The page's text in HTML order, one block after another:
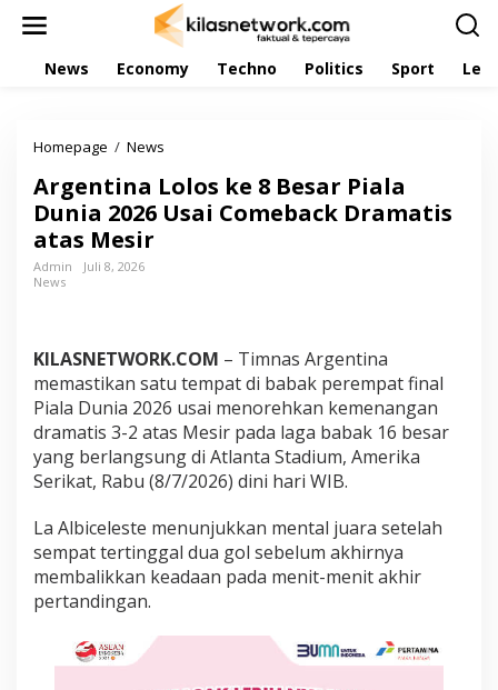
News Economy Techno Politics Sport
Homepage / News
g
e
n
l
o
s
k
8
B
s
a
r
P
Argentina Lolos ke 8 Besar Piala
Dunia 2026 Usai Comeback Dramatis
atas Mesir
Admin
Juli 8, 2026
News
KILASNETWORK.COM – Timnas Argentina
memastikan satu tempat di babak perempat final
Piala Dunia 2026 usai menorehkan kemenangan
dramatis 3-2 atas Mesir pada laga babak 16 besar
yang berlangsung di Atlanta Stadium, Amerika
Serikat, Rabu (8/7/2026) dini hari WIB.
La Albiceleste menunjukkan mental juara setelah
sempat tertinggal dua gol sebelum akhirnya
membalikkan keadaan pada menit-menit akhir
pertandingan.